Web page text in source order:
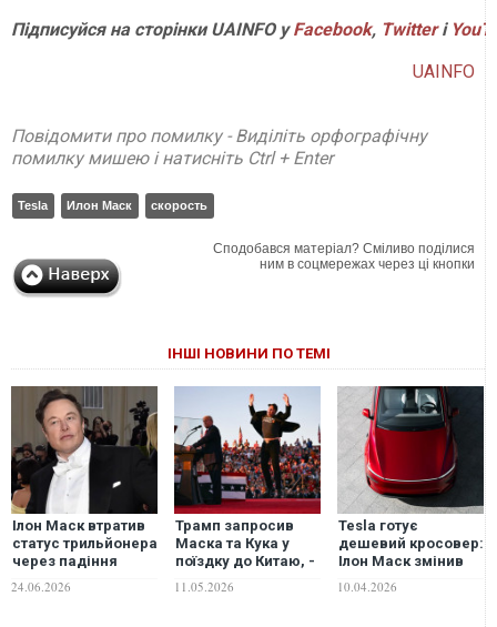
Підписуйся на сторінки UAINFO уFacebook, Twitterі
UAINFO
Повідомити про помилку - Виділіть орфографічну
помилку мишею і натисніть Ctrl + Enter
Tesla Илон Маск скорость
Сподобався матеріал? Сміливо поділися
ним в соцмережах через ці кнопки
ІНШІ НОВИНИ ПО ТЕМІ
Ілон Маск втратив
статус трильйонера
через падіння
24.06.2026
Трамп запросив
Маска та Кука у
поїздку до Китаю, -
11.05.2026
Tesla готує
дешевий кросовер:
Ілон Маск змінив
"бюджетного" авто
10.04.2026